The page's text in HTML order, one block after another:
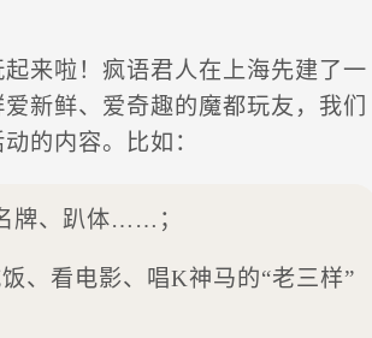
来啦！疯语君人在上海先建了一
新鲜、爱奇趣的魔都玩友，我们
动的内容。比如：
牌、趴体……；
、看电影、唱K神马的“老三样”